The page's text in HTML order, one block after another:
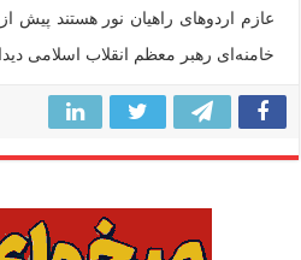
عازم اردوهای راهیان نور هستند پیش
خامنه‌ای رهبر معظم انقلاب اسلامی